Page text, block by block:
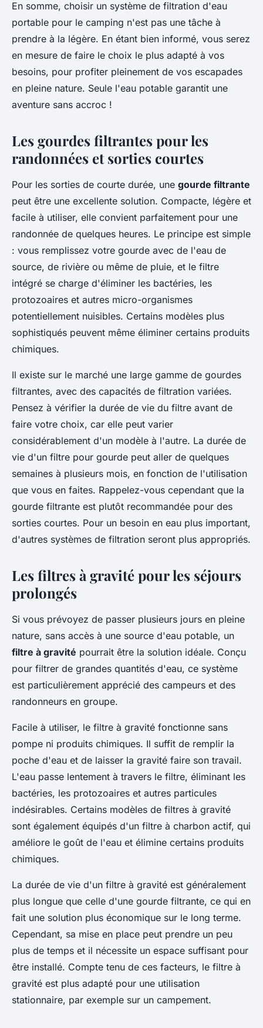
En somme, choisir un système de filtration d'eau
portable pour le camping n'est pas une tâche à
prendre à la légère. En étant bien informé, vous serez
en mesure de faire le choix le plus adapté à vos
besoins, pour profiter pleinement de vos escapades
en pleine nature. Seule l'eau potable garantit une
aventure sans accroc !
Les gourdes filtrantes pour les
randonnées et sorties courtes
Pour les sorties de courte durée, une gourde filtrante
peut être une excellente solution. Compacte, légère et
facile à utiliser, elle convient parfaitement pour une
randonnée de quelques heures. Le principe est simple
: vous remplissez votre gourde avec de l'eau de
source, de rivière ou même de pluie, et le filtre
intégré se charge d'éliminer les bactéries, les
protozoaires et autres micro-organismes
potentiellement nuisibles. Certains modèles plus
sophistiqués peuvent même éliminer certains produits
chimiques.
Il existe sur le marché une large gamme de gourdes
filtrantes, avec des capacités de filtration variées.
Pensez à vérifier la durée de vie du filtre avant de
faire votre choix, car elle peut varier
considérablement d'un modèle à l'autre. La durée de
vie d'un filtre pour gourde peut aller de quelques
semaines à plusieurs mois, en fonction de l'utilisation
que vous en faites. Rappelez-vous cependant que la
gourde filtrante est plutôt recommandée pour des
sorties courtes. Pour un besoin en eau plus important,
d'autres systèmes de filtration seront plus appropriés.
Les filtres à gravité pour les séjours
prolongés
Si vous prévoyez de passer plusieurs jours en pleine
nature, sans accès à une source d'eau potable, un
filtre à gravité pourrait être la solution idéale. Conçu
pour filtrer de grandes quantités d'eau, ce système
est particulièrement apprécié des campeurs et des
randonneurs en groupe.
Facile à utiliser, le filtre à gravité fonctionne sans
pompe ni produits chimiques. Il suffit de remplir la
poche d'eau et de laisser la gravité faire son travail.
L'eau passe lentement à travers le filtre, éliminant les
bactéries, les protozoaires et autres particules
indésirables. Certains modèles de filtres à gravité
sont également équipés d'un filtre à charbon actif, qui
améliore le goût de l'eau et élimine certains produits
chimiques.
La durée de vie d'un filtre à gravité est généralement
plus longue que celle d'une gourde filtrante, ce qui en
fait une solution plus économique sur le long terme.
Cependant, sa mise en place peut prendre un peu
plus de temps et il nécessite un espace suffisant pour
être installé. Compte tenu de ces facteurs, le filtre à
gravité est plus adapté pour une utilisation
stationnaire, par exemple sur un campement.